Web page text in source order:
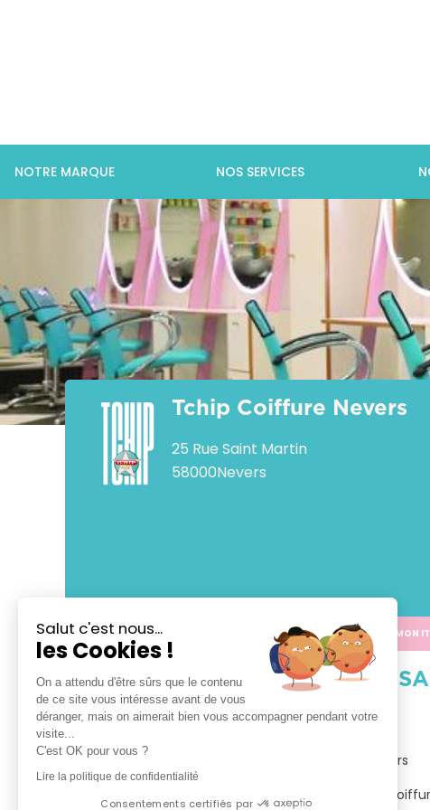
NOTRE MARQUE NOS SERVICES
Tchip Coiffure Nevers
25 Rue Saint Martin
58000Nevers
CALCULER MON
VOTRE
TCHIP Coiffure Nevers
Bienvenue dans votre salon TCHIP Coiffure Nevers
Tchip vous propose le plaisir d’un vrai bon plan
Salut c'est nous...
les Cookies !
On a attendu d'être sûrs que le contenu
de ce site vous intéresse avant de vous
déranger, mais on aimerait bien vous accompagner pendant votre
visite...
C'est OK pour vous ?
Lire la politique de confidentialité
Consentements certifiés par